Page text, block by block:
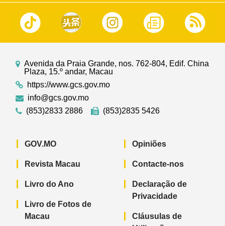
Avenida da Praia Grande, nos. 762-804, Edif. China
Plaza, 15.º andar, Macau
https://www.gcs.gov.mo
info@gcs.gov.mo
(853)2833 2886
(853)2835 5426
GOV.MO
Revista Macau
Livro do Ano
Livro de Fotos de
Macau
Opiniões
Contacte-nos
Declaração de
Privacidade
Cláusulas de